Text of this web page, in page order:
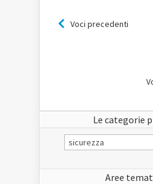
Voci precedenti
Le categorie
Le
categorie
Aree